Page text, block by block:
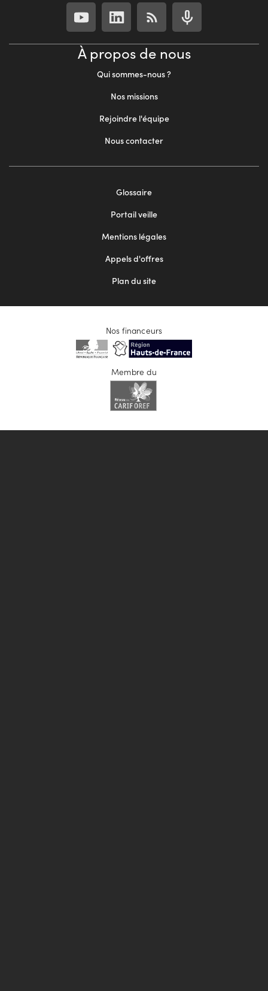
À propos de nous
Qui sommes-nous ?
Nos missions
Rejoindre l'équipe
Nous contacter
Glossaire
Portail veille
Mentions légales
Appels d'offres
Plan du site
Nos financeurs
Membre du